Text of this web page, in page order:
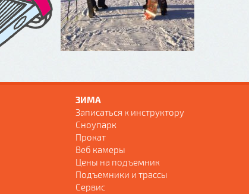
ЗИМА
Записаться к инструктору
Сноупарк
Прокат
Веб камеры
Цены на подъемник
Подъемники и трассы
Сервис